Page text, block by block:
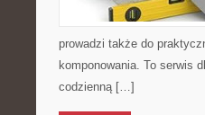
prowadzi także do
komponowania. To serwis
codzienną […]